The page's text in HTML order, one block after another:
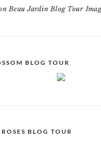
BLOG TOUR
BLOG TOUR